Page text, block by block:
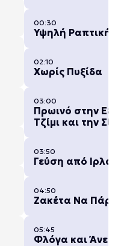
00:30
Υψηλή Ραπτική
02:10
Χωρίς Πυξίδα
03:00
Πρωινό στην
Τζίμι και την
03:50
Γεύση από
04:50
Ζακέτα Να
05:45
Φλόγα και